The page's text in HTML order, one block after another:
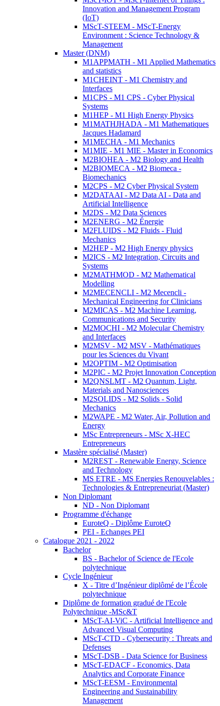
Innovation and Management Program
(IoT)
MScT-STEEM - MScT-Energy
Environment : Science Technology &
Management
Master (DNM)
M1APPMATH - M1 Applied Mathematics
and statistics
M1CHEINT - M1 Chemistry and
Interfaces
M1CPS - M1 CPS - Cyber Physical
Systems
M1HEP - M1 High Energy Physics
M1MATHJHADA - M1 Mathematiques
Jacques Hadamard
M1MECHA - M1 Mechanics
M1MIE - M1 MIE - Master in Economics
M2BIOHEA - M2 Biology and Health
M2BIOMECA - M2 Biomeca -
Biomechanics
M2CPS - M2 Cyber Physical System
M2DATAAI - M2 Data AI - Data and
Artificial Intelligence
M2DS - M2 Data Sciences
M2ENERG - M2 Énergie
M2FLUIDS - M2 Fluids - Fluid
Mechanics
M2HEP - M2 High Energy physics
M2ICS - M2 Integration, Circuits and
Systems
M2MATHMOD - M2 Mathematical
Modelling
M2MECENCLI - M2 Mecencli -
Mechanical Engineering for Clinicians
M2MICAS - M2 Machine Learning,
Communications and Security
M2MOCHI - M2 Molecular Chemistry
and Interfaces
M2MSV - M2 MSV - Mathématiques
pour les Sciences du Vivant
M2OPTIM - M2 Optimisation
M2PIC - M2 Projet Innovation Conception
M2QNSLMT - M2 Quantum, Light,
Materials and Nanosciences
M2SOLIDS - M2 Solids - Solid
Mechanics
M2WAPE - M2 Water, Air, Pollution and
Energy
MSc Entrepreneurs - MSc X-HEC
Entrepreneurs
Mastère spécialisé (Master)
M2REST - Renewable Energy, Science
and Technology
MS ETRE - MS Energies Renouvelables :
Technologies & Entrepreneuriat (Master)
Non Diplomant
ND - Non Diplomant
Programme d'échange
EuroteQ - Diplôme EuroteQ
PEI - Echanges PEI
Catalogue 2021 - 2022
Bachelor
BS - Bachelor of Science de l'Ecole
polytechnique
Cycle Ingénieur
X - Titre d’Ingénieur diplômé de l’École
polytechnique
Diplôme de formation gradué de l'Ecole
Polytechnique -MSc&T
MScT-AI-ViC - Artificial Intelligence and
Advanced Visual Computing
MScT-CTD - Cybersecurity : Threats and
Defenses
MScT-DSB - Data Science for Business
MScT-EDACF - Economics, Data
Analytics and Corporate Finance
MScT-EESM - Environmental
Engineering and Sustainability
Management